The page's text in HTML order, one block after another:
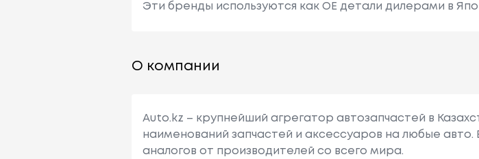
Эти бренды используются как ОЕ детали дилерами в
О компании
Auto.kz – крупнейший агрегатор автозапчастей в
наименований запчастей и аксессуаров на любые
аналогов от производителей со всего мира.